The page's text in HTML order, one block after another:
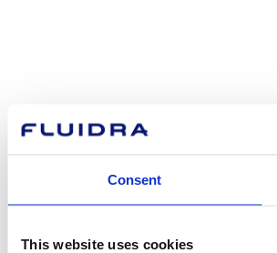
Consent
This website uses cookies
ajudar-te?
Contacta amb nosaltres